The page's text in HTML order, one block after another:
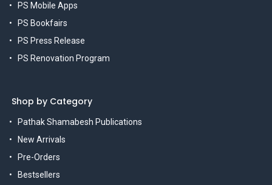
PS Mobile Apps
PS Bookfairs
PS Press Release
PS Renovation Program
Shop by Category
Pathak Shamabesh Publications
New Arrivals
Pre-Orders
Bestsellers